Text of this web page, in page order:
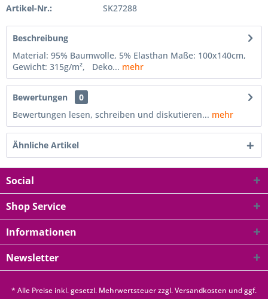
Artikel-Nr.: SK27288
Beschreibung
Material: 95% Baumwolle, 5% Elasthan Maße: 100x140cm,
Gewicht: 315g/m², Deko... mehr
Bewertungen
0
Bewertungen lesen, schreiben und diskutieren... mehr
Ähnliche Artikel
Social
Shop Service
Informationen
Newsletter
* Alle Preise inkl. gesetzl. Mehrwertsteuer zzgl.Versandkosten und ggf.